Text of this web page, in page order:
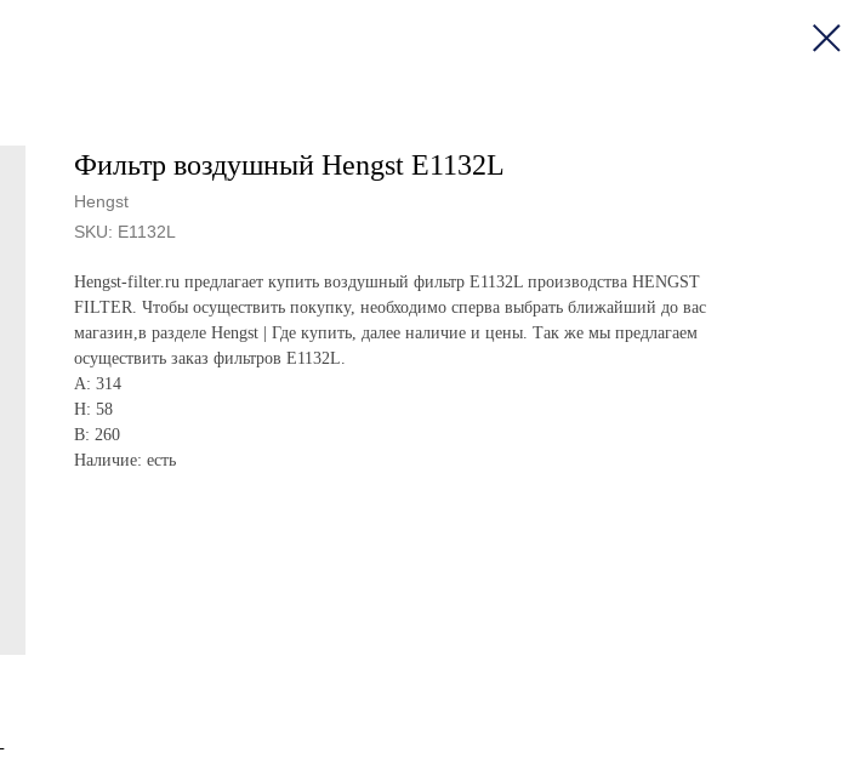
Фильтр воздушный Hengst E1132L
Hengst
SKU: E1132L
Hengst-filter.ru предлагает купить воздушный фильтр E1132L производства HENGST
FILTER. Чтобы осуществить покупку, необходимо сперва выбрать ближайший до вас
магазин,в разделе Hengst | Где купить, далее наличие и цены. Так же мы предлагаем
осуществить заказ фильтров E1132L.
A: 314
H: 58
B: 260
Наличие: есть